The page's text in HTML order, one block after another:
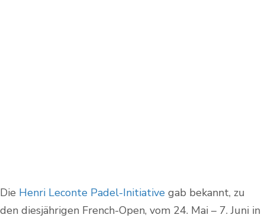
Die Henri Leconte Padel-Initiative gab bekannt, zu
den diesjährigen French-Open, vom 24. Mai – 7. Juni in